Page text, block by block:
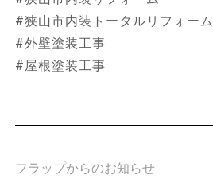
#狭山市内装トータルリフォーム
#外壁塗装工事
#屋根塗装工事
フラップからのお知らせ